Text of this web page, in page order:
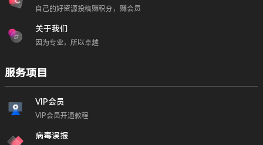
自己的好资源投稿赚积分，赚会员
关于我们
因为专业，所以卓越
服务项目
VIP会员
VIP会员开通教程
病毒误报